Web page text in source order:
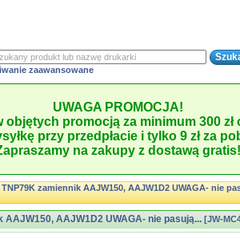
zaawansowane
UWAGA PROMOCJA!
promocją za minimum 300 zł
przy przedpłacie i tylko 9 zł za
na zakupy z dostawą gratis!
zamiennik AAJW150, AAJW1D2 UWAGA- nie
AAJW1D2 UWAGA- nie pasują... [JW-